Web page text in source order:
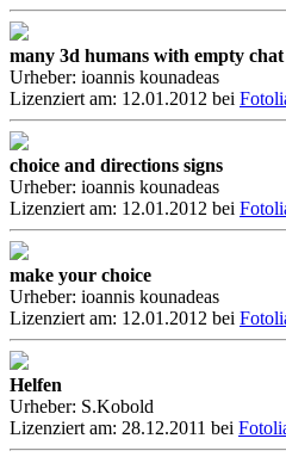
many 3d humans with empty
Urheber: ioannis kounadeas
Lizenziert am: 12.01.2012 bei
choice and directions signs
Urheber: ioannis kounadeas
Lizenziert am: 12.01.2012 bei
make your choice
Urheber: ioannis kounadeas
Lizenziert am: 12.01.2012 bei
Helfen
Urheber: S.Kobold
Lizenziert am: 28.12.2011 bei